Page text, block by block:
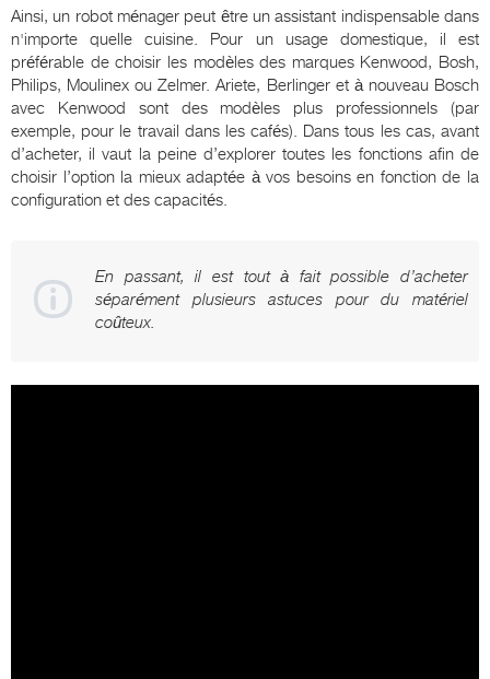
Ainsi, un robot ménager peut être un assistant indispensable dans
n'importe quelle cuisine. Pour un usage domestique, il est
préférable de choisir les modèles des marques Kenwood, Bosh,
Philips, Moulinex ou Zelmer. Ariete, Berlinger et à nouveau Bosch
avec Kenwood sont des modèles plus professionnels (par
exemple, pour le travail dans les cafés). Dans tous les cas, avant
d’acheter, il vaut la peine d’explorer toutes les fonctions afin de
choisir l’option la mieux adaptée à vos besoins en fonction de la
configuration et des capacités.
En passant, il est tout à fait possible d’acheter
séparément plusieurs astuces pour du matériel
coûteux.